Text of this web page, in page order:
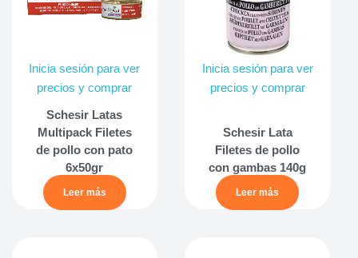
Inicia sesión para ver
precios y comprar
Schesir Latas
Multipack Filetes
de pollo con pato
6x50gr
Leer más
Inicia sesión para ver
precios y comprar
Schesir Lata
Filetes de pollo
con gambas 140g
Leer más